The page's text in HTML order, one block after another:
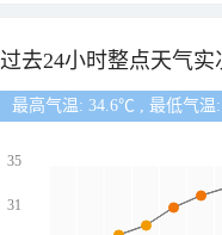
过去24小时整点天气实
最高气温: 34.6℃ , 最低气温
35
31